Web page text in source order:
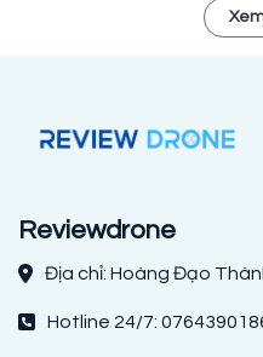
Reviewdrone
Địa chỉ: Hoàng Đạo
Hotline 24/7: